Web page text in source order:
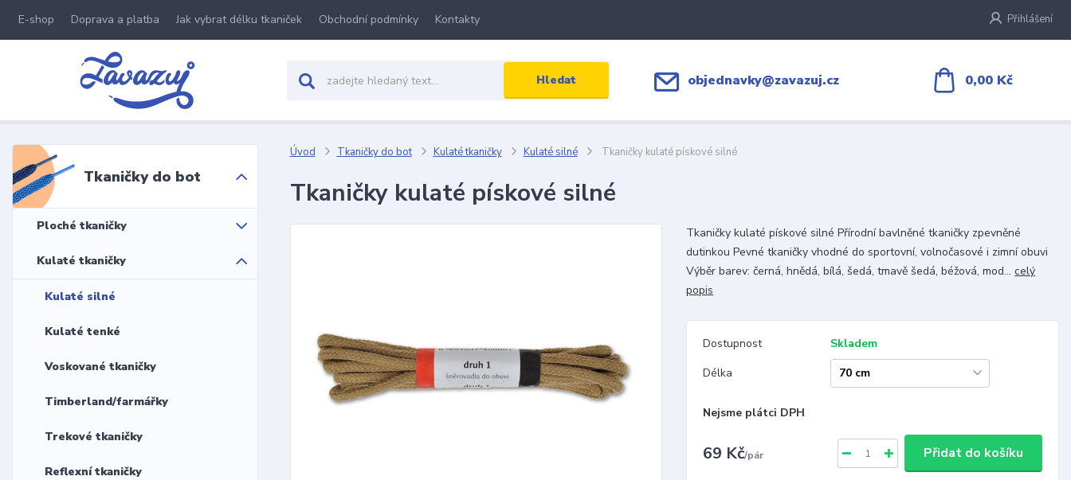
E-shop Doprava a platba Jak vybrat délku tkaniček Obchodní podmínky Kontakty Přihlášení
Hledat objednavky@zavazuj.cz 0,00 Kč
Tkaničky do bot
Ploché tkaničky
Kulaté tkaničky
Kulaté silné
Kulaté tenké
Voskované tkaničky
Timberland/farmářky
Trekové tkaničky
Reflexní tkaničky
Úvod Tkaničky do bot Kulaté tkaničky Kulaté silné Tkaničky kulaté pískové silné
Tkaničky kulaté pískové silné
Tkaničky kulaté pískové silné Přírodní bavlněné tkaničky zpevněné
dutinkou Pevné tkaničky vhodné do sportovní, volnočasové i zimní obuvi
Výběr barev: černá, hnědá, bílá, šedá, tmavě šedá, béžová, mod...celý
popis
Dostupnost
Skladem
Délka
Nejsme plátci DPH
69 Kč/pár Přidat do košíku